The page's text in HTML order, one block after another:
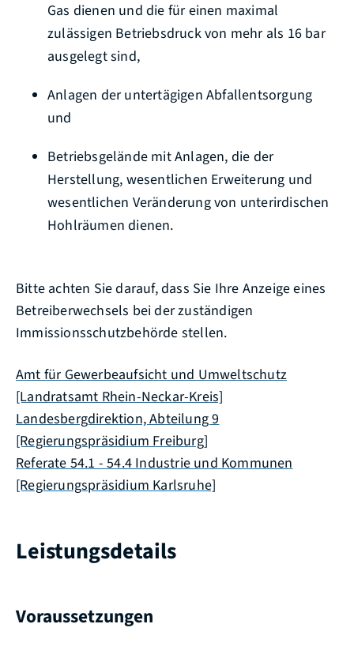
Gas dienen und die für einen maximal
zulässigen Betriebsdruck von mehr als 16 bar
ausgelegt sind,
Anlagen der untertägigen Abfallentsorgung
und
Betriebsgelände mit Anlagen, die der
Herstellung, wesentlichen Erweiterung und
wesentlichen Veränderung von unterirdischen
Hohlräumen dienen.
Bitte achten Sie darauf, dass Sie Ihre Anzeige eines
Betreiberwechsels bei der zuständigen
Immissionsschutzbehörde stellen.
Amt für Gewerbeaufsicht und Umweltschutz
[Landratsamt Rhein-Neckar-Kreis]
Landesbergdirektion, Abteilung 9
[Regierungspräsidium Freiburg]
Referate 54.1 - 54.4 Industrie und Kommunen
[Regierungspräsidium Karlsruhe]
Leistungsdetails
Voraussetzungen